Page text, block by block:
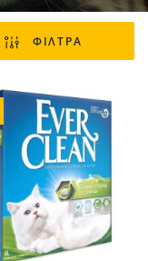
ΦΙΛΤΡΑ